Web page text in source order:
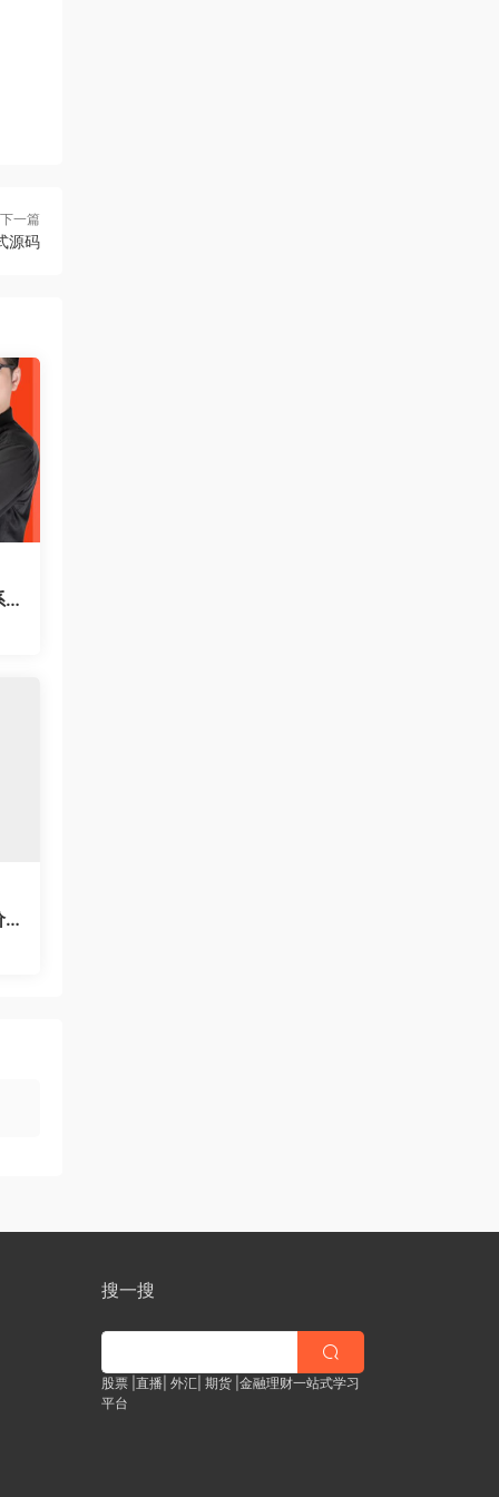
下一篇
源码
搜一搜
股票 |直播| 外汇| 期货 |金融理财一站式学习
平台